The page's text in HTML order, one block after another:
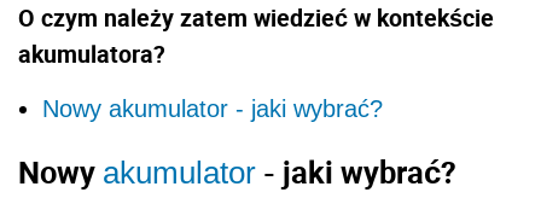
O czym należy zatem wiedzieć w kontekście
akumulatora?
Nowy akumulator - jaki wybrać?
Nowy akumulator - jaki wybrać?